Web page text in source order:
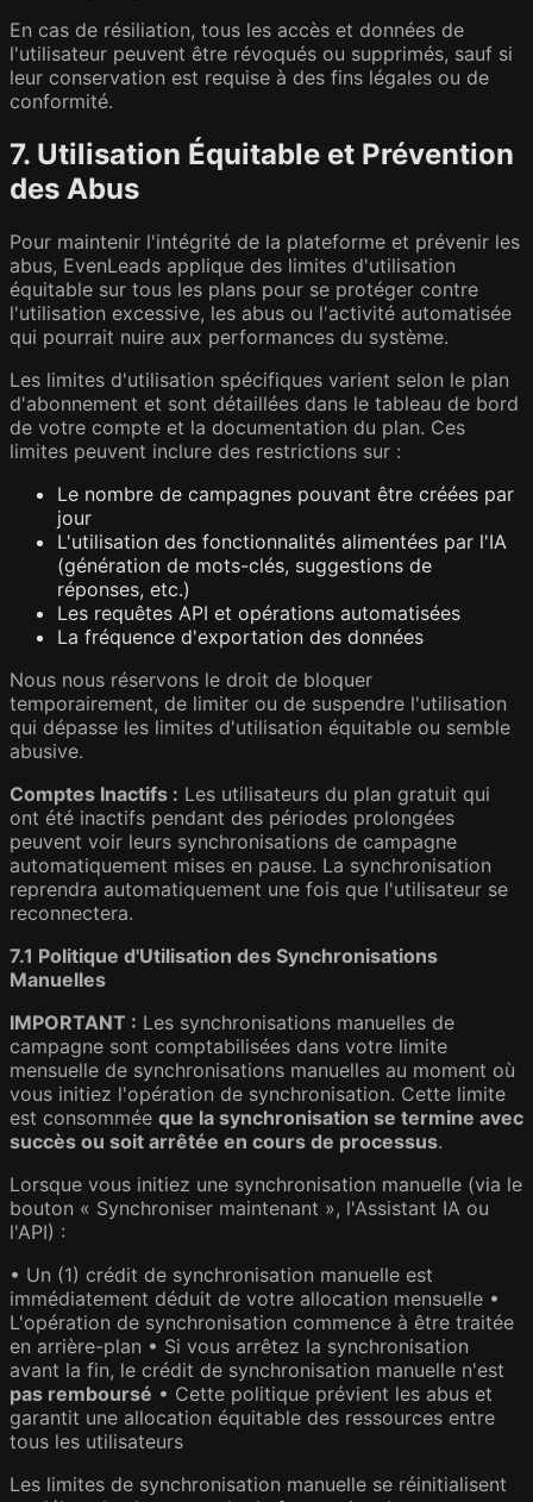
En cas de résiliation, tous les accès et données de
l'utilisateur peuvent être révoqués ou supprimés, sauf si
leur conservation est requise à des fins légales ou de
conformité.
7. Utilisation Équitable et Prévention
des Abus
Pour maintenir l'intégrité de la plateforme et prévenir les
abus, EvenLeads applique des limites d'utilisation
équitable sur tous les plans pour se protéger contre
l'utilisation excessive, les abus ou l'activité automatisée
qui pourrait nuire aux performances du système.
Les limites d'utilisation spécifiques varient selon le plan
d'abonnement et sont détaillées dans le tableau de bord
de votre compte et la documentation du plan. Ces
limites peuvent inclure des restrictions sur :
Le nombre de campagnes pouvant être créées par
jour
L'utilisation des fonctionnalités alimentées par l'IA
(génération de mots-clés, suggestions de
réponses, etc.)
Les requêtes API et opérations automatisées
La fréquence d'exportation des données
Nous nous réservons le droit de bloquer
temporairement, de limiter ou de suspendre l'utilisation
qui dépasse les limites d'utilisation équitable ou semble
abusive.
Comptes Inactifs : Les utilisateurs du plan gratuit qui
ont été inactifs pendant des périodes prolongées
peuvent voir leurs synchronisations de campagne
automatiquement mises en pause. La synchronisation
reprendra automatiquement une fois que l'utilisateur se
reconnectera.
7.1 Politique d'Utilisation des Synchronisations
Manuelles
IMPORTANT : Les synchronisations manuelles de
campagne sont comptabilisées dans votre limite
mensuelle de synchronisations manuelles au moment où
vous initiez l'opération de synchronisation. Cette limite
est consommée que la synchronisation se termine avec
succès ou soit arrêtée en cours de processus.
Lorsque vous initiez une synchronisation manuelle (via le
bouton « Synchroniser maintenant », l'Assistant IA ou
l'API) :
• Un (1) crédit de synchronisation manuelle est
immédiatement déduit de votre allocation mensuelle •
L'opération de synchronisation commence à être traitée
en arrière-plan • Si vous arrêtez la synchronisation
avant la fin, le crédit de synchronisation manuelle n'est
pas remboursé • Cette politique prévient les abus et
garantit une allocation équitable des ressources entre
tous les utilisateurs
Les limites de synchronisation manuelle se réinitialisent